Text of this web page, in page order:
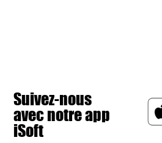
Suivez-nous
avec notre app
iSoft